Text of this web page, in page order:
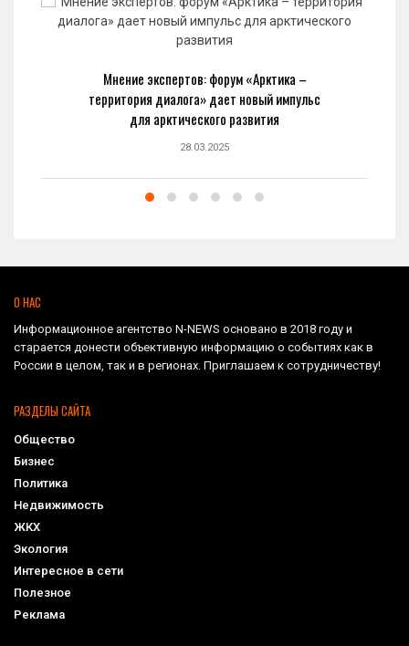
Мнение экспертов: форум «Арктика –
территория диалога» дает новый импульс
для арктического развития
28.03.2025
О НАС
Информационное агентство N-NEWS основано в 2018 году и
старается донести объективную информацию о событиях как в
России в целом, так и в регионах. Приглашаем к сотрудничеству!
РАЗДЕЛЫ САЙТА
Общество
Бизнес
Политика
Недвижимость
ЖКХ
Экология
Интересное в сети
Полезное
Реклама